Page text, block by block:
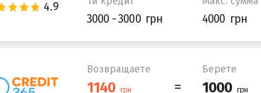
3000 - 3000 4000
Возвращаете Берете